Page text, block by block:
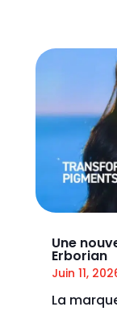
Une
Erborian
Juin 11,
La